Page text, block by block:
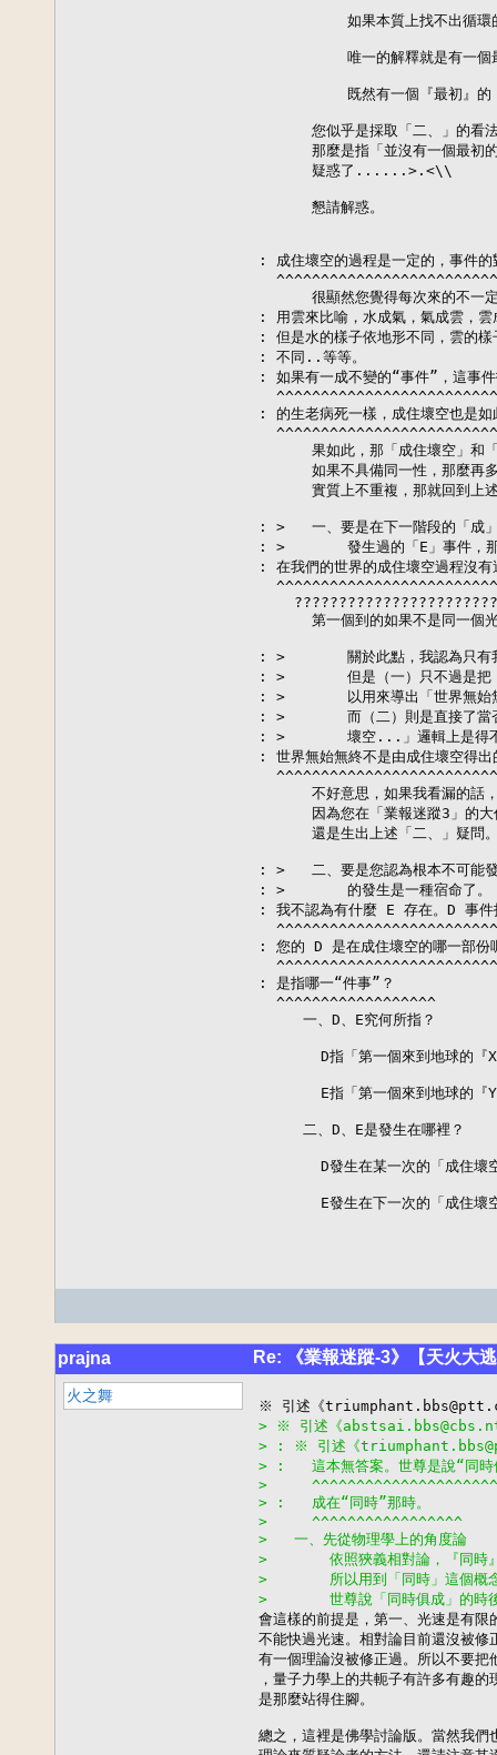
如果本質上找不出循環
唯一的解釋就是有一個
既然有一個『最初』的
您似乎是採取「二、」的看
那麼是指「並沒有一個最初
      疑惑了......>.<\\
      懇請解惑。
: 成住壞空的過程是一定的，事件的
很顯然您覺得每次來的不一
: 用雲來比喻，水成氣，氣成雲，雲
: 但是水的樣子依地形不同，雲的樣
: 不同..等等。
: 如果有一成不變的“事件”，這事
: 的生老病死一樣，成住壞空也是如
果如此，那「成住壞空」和
如果不具備同一性，那麼再
實質上不重複，那就回到上
: >   一、要是在下一階段的「成」
: >       發生過的「E」事件，那
: 在我們的世界的成住壞空過程沒有
第一個到的如果不是同一個
: >       關於此點，我認為只有我
: >       但是（一）只不過是把「
: >       以用來導出「世界無始無
: >       而（二）則是直接了當否
: >       壞空...」邏輯上是得不
: 世界無始無終不是由成住壞空得出
不好意思，如果我看漏的話
因為您在「業報迷蹤3」的大
還是生出上述「二、」疑問
: >   二、要是您認為根本不可能發
: >       的發生是一種宿命了。
: 我不認為有什麼 E 存在。D 事件
: 您的 D 是在成住壞空的哪一部份
: 是指哪一“件事”？
  ^^^^^^^^^^^^^^^^^^
     一、D、E究何所指？
D指「第一個來到地球的『
E指「第一個來到地球的『
     二、D、E是發生在哪裡？
D發生在某一次的「成住壞
E發生在下一次的「成住壞
prajna Re: 《業報迷蹤-3》【天火大
火之舞
> ※ 引述《
> : ※ 引述《
> :   這本無答案。世尊是說“同時
>
> :   成在“同時”那時。
>     ^^^^^^^^^^^^^^^^^
>   一、先從物理學上的角度論
>       依照狹義相對論，『同時』
>       所以用到「同時」這個概念
>       世尊說「同時俱成」的時後
會這樣的前提是，第一、光速是有
不能快過光速。相對論目前還沒被
有一個理論沒被修正過。所以不要
，量子力學上的共軛子有許多有趣
是那麼站得住腳。
總之，這裡是佛學討論版。當然我